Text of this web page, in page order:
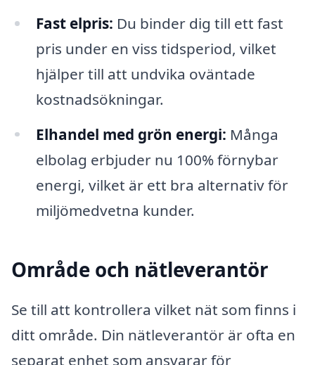
Fast elpris: Du binder dig till ett fast
pris under en viss tidsperiod, vilket
hjälper till att undvika oväntade
kostnadsökningar.
Elhandel med grön energi: Många
elbolag erbjuder nu 100% förnybar
energi, vilket är ett bra alternativ för
miljömedvetna kunder.
Område och nätleverantör
Se till att kontrollera vilket nät som finns i
ditt område. Din nätleverantör är ofta en
separat enhet som ansvarar för